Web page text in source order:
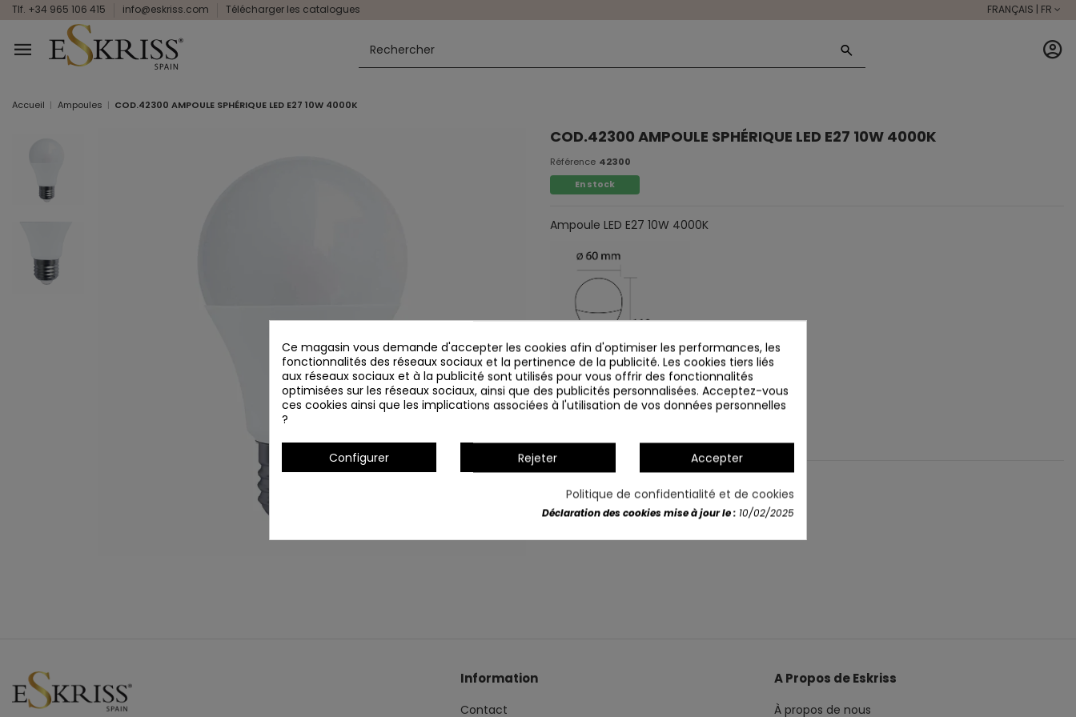
Tlf. +34 965 106 415 info@eskriss.com Télécharger les catalogues FRANÇAIS | FR
Accueil Ampoules COD.42300 AMPOULE SPHÉRIQUE LED E27 10W 4000K
COD.42300 AMPOULE SPHÉRIQUE LED E27 10W 4000K
Référence 42300
En stock
Ampoule LED E27 10W 4000K
Détails du produit
Information
Contact
A Propos de Eskriss
À propos de nous
Ce magasin vous demande d'accepter les cookies afin d'optimiser les performances, les
fonctionnalités des réseaux sociaux et la pertinence de la publicité. Les cookies tiers liés
aux réseaux sociaux et à la publicité sont utilisés pour vous offrir des fonctionnalités
optimisées sur les réseaux sociaux, ainsi que des publicités personnalisées. Acceptez-vous
ces cookies ainsi que les implications associées à l'utilisation de vos données personnelles
?
Configurer Rejeter Accepter
Politique de confidentialité et de cookies
Déclaration des cookies mise à jour le : 10/02/2025